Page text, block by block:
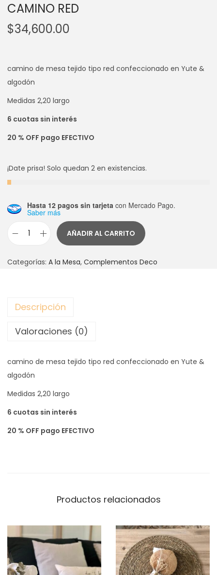
CAMINO RED
$34,600.00
camino de mesa tejido tipo red confeccionado en Yute &
algodón
Medidas 2,20 largo
6 cuotas sin interés
20 % OFF pago EFECTIVO
¡Date prisa! Solo quedan 2 en existencias.
Hasta 12 pagos sin tarjeta con Mercado Pago.
Saber más
M
O
E
c
a
i
d
AÑADIR AL CARRITO
Categorías: A la Mesa, Complementos Deco
Descripción
Valoraciones (0)
camino de mesa tejido tipo red confeccionado en Yute &
algodón
Medidas 2,20 largo
6 cuotas sin interés
20 % OFF pago EFECTIVO
Productos relacionados